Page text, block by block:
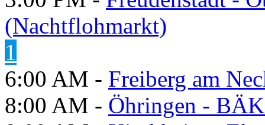
(Nachtflohmarkt)
1
6:00 AM - Freiberg am
8:00 AM - Öhringen -